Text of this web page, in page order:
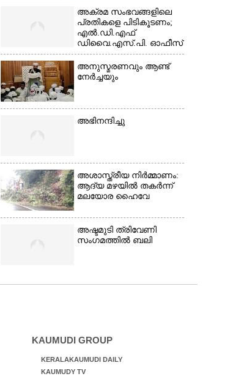
അക്രമ സംഭവങ്ങളിലെ
പ്രതികളെ പിടികൂടണം;
എൽ.ഡി.എഫ്
ഡിവൈ.എസ്.പി. ഓഫീസ്
മാർച്ച്
അനുസ്മരണവും ആണ്ട്
നേർച്ചയും
അഭിനന്ദിച്ചു
അശാസ്ത്രീയ നിർമ്മാണം:
ആദ്യ മഴയിൽ തകർന്ന്
മലയോര ഹൈവേ
അഷ്ടമുടി ത്രിവേണി
സംഗമത്തിൽ ബലി
KAUMUDI GROUP
KERALAKAUMUDI DAILY
KAUMUDY TV